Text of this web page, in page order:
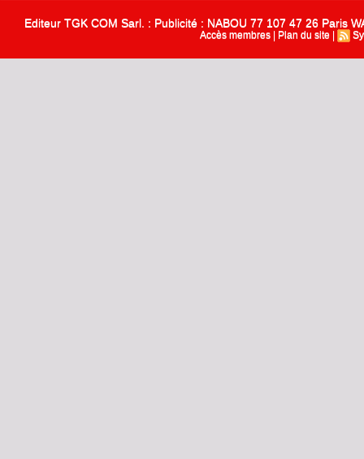
Editeur TGK COM Sarl. : Publicité : NABOU 77 107 47 26 Paris
Accès membres Plan du site